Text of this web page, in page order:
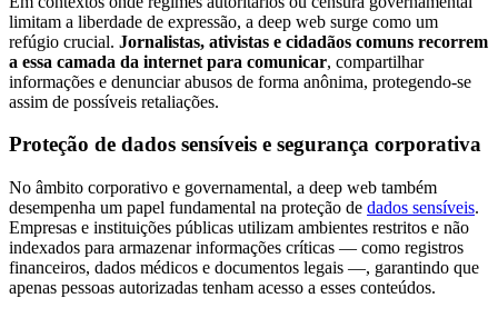
limitam a liberdade de expressão, a deep web surge como um
refúgio crucial. Jornalistas, ativistas e cidadãos comuns recorrem
a essa camada da internet para comunicar, compartilhar
informações e denunciar abusos de forma anônima, protegendo-se
assim de possíveis retaliações.
Proteção de dados sensíveis e segurança corporativa
No âmbito corporativo e governamental, a deep web também
desempenha um papel fundamental na proteção de dados sensíveis.
Empresas e instituições públicas utilizam ambientes restritos e não
indexados para armazenar informações críticas — como registros
financeiros, dados médicos e documentos legais —, garantindo que
apenas pessoas autorizadas tenham acesso a esses conteúdos.